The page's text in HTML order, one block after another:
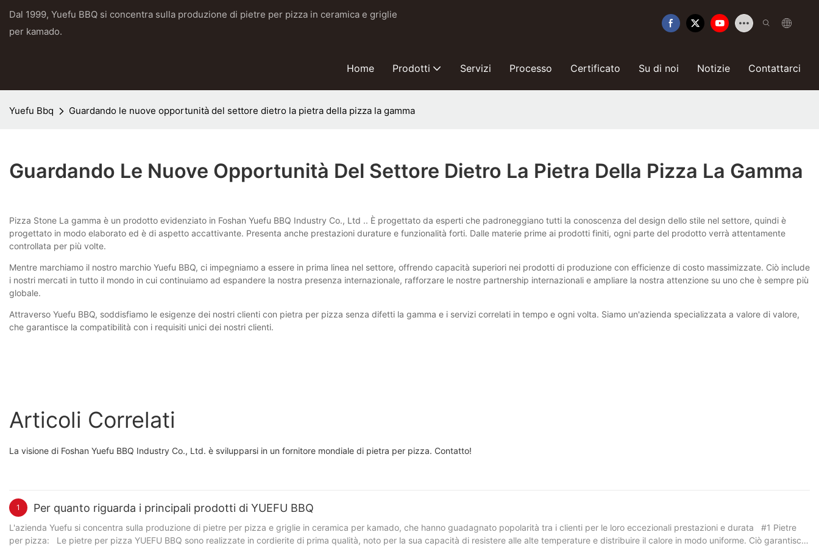
Dal 1999, Yuefu BBQ si concentra sulla produzione di pietre per pizza in ceramica e griglie
per kamado.
Home Prodotti Servizi Processo Certificato Su di noi Notizie Contattarci
Yuefu Bbq Guardando le nuove opportunità del settore dietro la pietra della pizza la gamma
Guardando Le Nuove Opportunità Del Settore Dietro La Pietra Della Pizza La Gamma
Pizza Stone La gamma è un prodotto evidenziato in Foshan Yuefu BBQ Industry Co., Ltd .. È progettato da esperti che padroneggiano tutti la conoscenza del design dello stile nel settore, quindi è
progettato in modo elaborato ed è di aspetto accattivante. Presenta anche prestazioni durature e funzionalità forti. Dalle materie prime ai prodotti finiti, ogni parte del prodotto verrà attentamente
controllata per più volte.
Mentre marchiamo il nostro marchio Yuefu BBQ, ci impegniamo a essere in prima linea nel settore, offrendo capacità superiori nei prodotti di produzione con efficienze di costo massimizzate. Ciò include
i nostri mercati in tutto il mondo in cui continuiamo ad espandere la nostra presenza internazionale, rafforzare le nostre partnership internazionali e ampliare la nostra attenzione su uno che è sempre più
globale.
Attraverso Yuefu BBQ, soddisfiamo le esigenze dei nostri clienti con pietra per pizza senza difetti la gamma e i servizi correlati in tempo e ogni volta. Siamo un'azienda specializzata a valore di valore,
che garantisce la compatibilità con i requisiti unici dei nostri clienti.
Articoli Correlati
La visione di Foshan Yuefu BBQ Industry Co., Ltd. è svilupparsi in un fornitore mondiale di pietra per pizza. Contatto!
1 Per quanto riguarda i principali prodotti di YUEFU BBQ
L'azienda Yuefu si concentra sulla produzione di pietre per pizza e griglie in ceramica per kamado, che hanno guadagnato popolarità tra i clienti per le loro eccezionali prestazioni e durata #1 Pietre
per pizza: Le pietre per pizza YUEFU BBQ sono realizzate in cordierite di prima qualità, noto per la sua capacità di resistere alle alte temperature e distribuire il calore in modo uniforme. Ciò garantisce